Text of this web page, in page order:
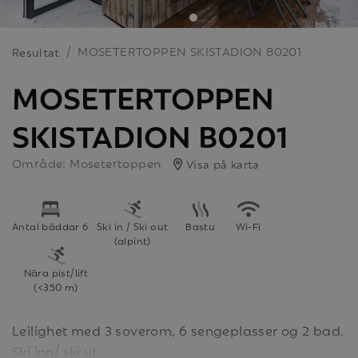
Resultat MOSETERTOPPEN SKISTADION B0201
MOSETERTOPPEN
SKISTADION B0201
Område: Mosetertoppen Visa på karta
Antal bäddar 6 Ski in / Ski out
(alpint)
Bastu Wi-Fi
Nära pist/lift
(<350 m)
Leilighet med 3 soverom, 6 sengeplasser og 2 bad.
Ski inn/ ski ut.